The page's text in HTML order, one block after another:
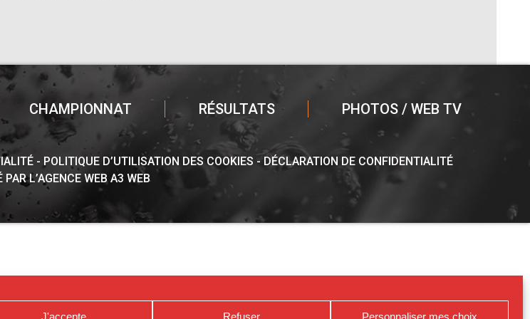
J'accepte Refuser Personnaliser mes choix
CHAMPIONNAT RÉSULTATS PHOTOS / WEB TV
POLITIQUE D’UTILISATION DES COOKIES
DÉCLARATION DE CONFIDENTIALITÉ
PAR L’AGENCE WEB A3 WEB